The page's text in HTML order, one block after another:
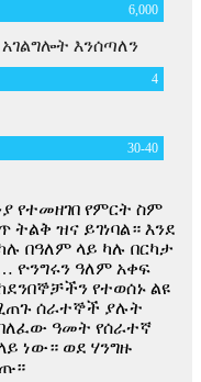
6,000
እንሰጣለን
4
30-40
የተመዘገበ የምርት ስም
ዝና ይገነባል። እንደ
ካሉ በዓለም ላይ ካሉ በርካታ
ዮንግሩን ዓለም አቀፍ
ከደንበኞቻችን የተወሰኑ ልዩ
ሰራተኞች ያሉት
ዓመት የሰራተኛ
ነው። ወደ ሃንግዙ